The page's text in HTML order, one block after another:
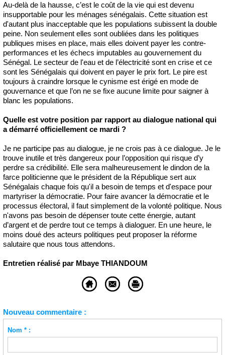
Au-delà de la hausse, c’est le coût de la vie qui est devenu
insupportable pour les ménages sénégalais. Cette situation est
d'autant plus inacceptable que les populations subissent la double
peine. Non seulement elles sont oubliées dans les politiques
publiques mises en place, mais elles doivent payer les contre-
performances et les échecs imputables au gouvernement du
Sénégal. Le secteur de l'eau et de l’électricité sont en crise et ce
sont les Sénégalais qui doivent en payer le prix fort. Le pire est
toujours à craindre lorsque le cynisme est érigé en mode de
gouvernance et que l’on ne se fixe aucune limite pour saigner à
blanc les populations.
Quelle est votre position par rapport au dialogue national qui
a démarré officiellement ce mardi ?
Je ne participe pas au dialogue, je ne crois pas à ce dialogue. Je le
trouve inutile et très dangereux pour l’opposition qui risque d’y
perdre sa crédibilité. Elle sera malheureusement le dindon de la
farce politicienne que le président de la République sert aux
Sénégalais chaque fois qu'il a besoin de temps et d'espace pour
martyriser la démocratie. Pour faire avancer la démocratie et le
processus électoral, il faut simplement de la volonté politique. Nous
n'avons pas besoin de dépenser toute cette énergie, autant
d’argent et de perdre tout ce temps à dialoguer. En une heure, le
moins doué des acteurs politiques peut proposer la réforme
salutaire que nous tous attendons.
Entretien réalisé par Mbaye THIANDOUM
Nouveau commentaire :
Nom * :